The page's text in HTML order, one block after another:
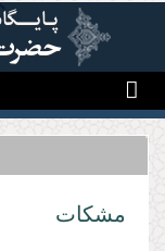
رفتن به محتوای اصلی
مشکات